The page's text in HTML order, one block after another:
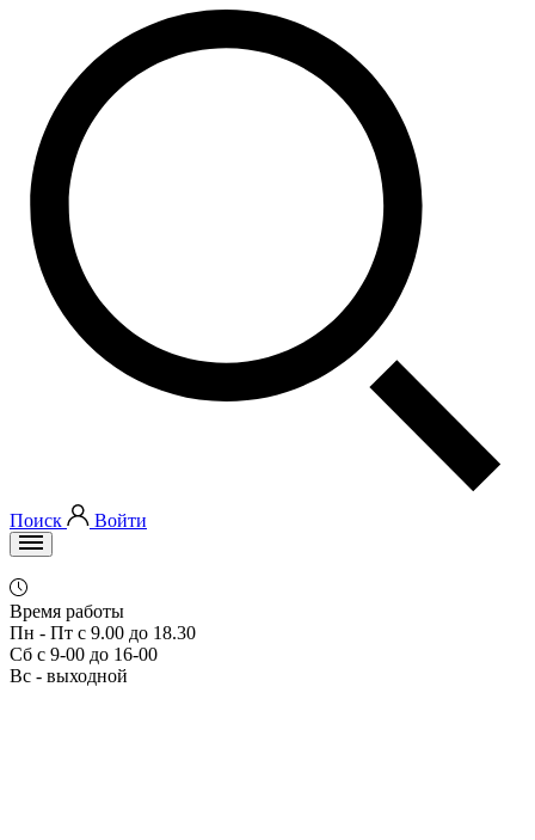
Поиск Войти
Время работы
Пн - Пт с 9.00 до 18.30
Сб с 9-00 до 16-00
Вс - выходной